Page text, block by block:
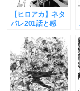
【ヒロアカ】ネタ
バレ201話と感
決着！